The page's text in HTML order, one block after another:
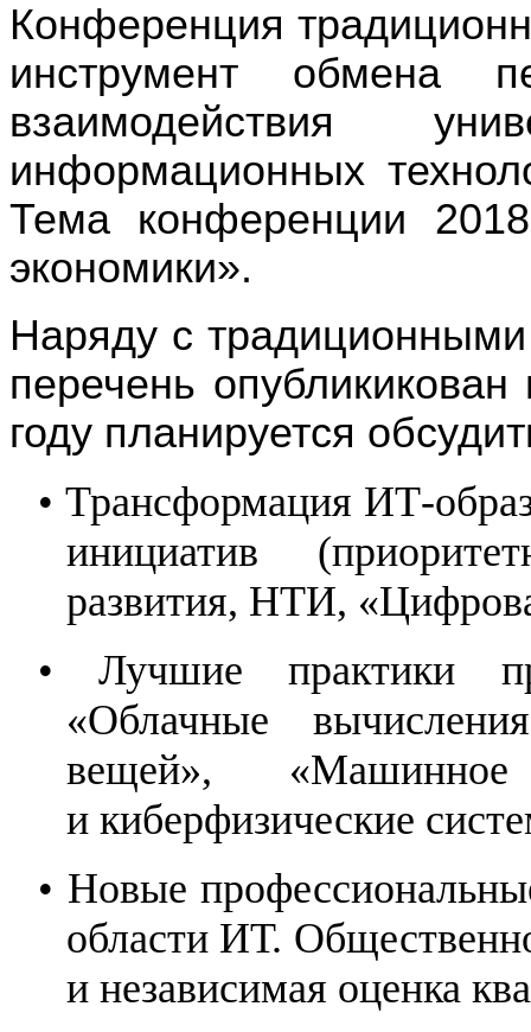
Конференция
инструмент обмена
взаимодействия
информационных
Тема конференции
экономики».
Наряду с
перечень
году планируется
• Трансформация ИТ-
инициатив
развития, НТИ,
•Лучшие практики
«Облачные
вещей», «Машинное
и киберфизические
• Новые
области ИТ.
и независимая оценка